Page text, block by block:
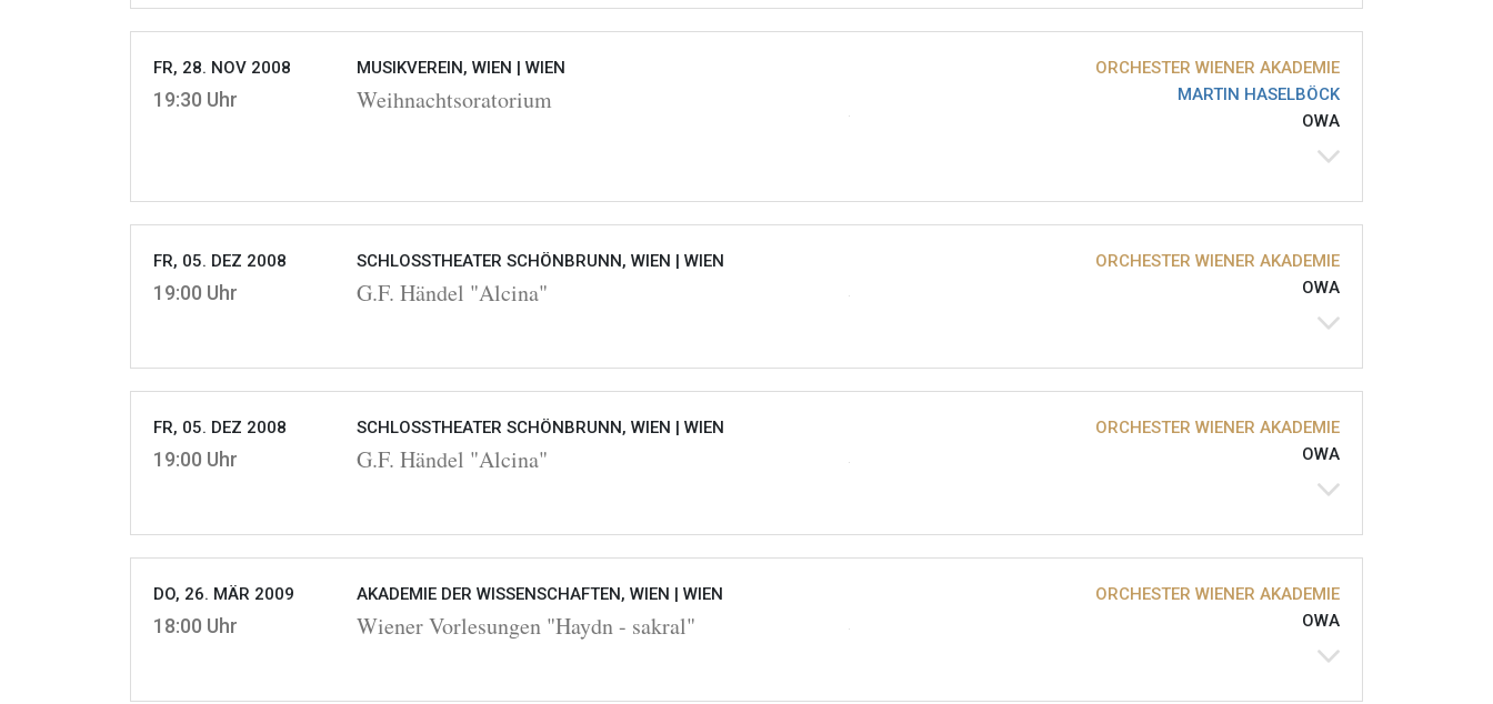
FR, 28. NOV 2008
19:30 Uhr
MUSIKVEREIN, WIEN | WIEN
Weihnachtsoratorium
ORCHESTER WIENER AKADEMIE
MARTIN HASELBÖCK
OWA
FR, 05. DEZ 2008
19:00 Uhr
SCHLOSSTHEATER SCHÖNBRUNN, WIEN | WIEN
G.F. Händel "Alcina"
ORCHESTER WIENER AKADEMIE
OWA
FR, 05. DEZ 2008
19:00 Uhr
SCHLOSSTHEATER SCHÖNBRUNN, WIEN | WIEN
G.F. Händel "Alcina"
ORCHESTER WIENER AKADEMIE
OWA
DO, 26. MÄR 2009
18:00 Uhr
AKADEMIE DER WISSENSCHAFTEN, WIEN | WIEN
Wiener Vorlesungen "Haydn - sakral"
ORCHESTER WIENER AKADEMIE
OWA